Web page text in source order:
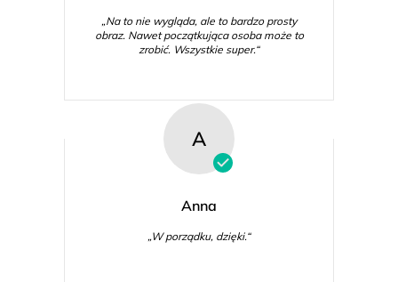
„Na to nie wygląda, ale to bardzo prosty
obraz. Nawet początkująca osoba może to
zrobić. Wszystkie super.“
A
Anna
„W porządku, dzięki.“